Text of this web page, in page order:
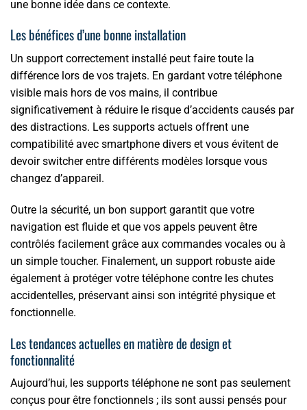
une bonne idée dans ce contexte.
Les bénéfices d’une bonne installation
Un support correctement installé peut faire toute la
différence lors de vos trajets. En gardant votre téléphone
visible mais hors de vos mains, il contribue
significativement à réduire le risque d’accidents causés par
des distractions. Les supports actuels offrent une
compatibilité avec smartphone divers et vous évitent de
devoir switcher entre différents modèles lorsque vous
changez d’appareil.
Outre la sécurité, un bon support garantit que votre
navigation est fluide et que vos appels peuvent être
contrôlés facilement grâce aux commandes vocales ou à
un simple toucher. Finalement, un support robuste aide
également à protéger votre téléphone contre les chutes
accidentelles, préservant ainsi son intégrité physique et
fonctionnelle.
Les tendances actuelles en matière de design et
fonctionnalité
Aujourd’hui, les supports téléphone ne sont pas seulement
conçus pour être fonctionnels ; ils sont aussi pensés pour